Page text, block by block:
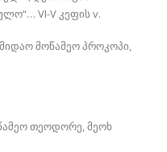
VI-V კეფის v.
მოწამეო პროკოპი,
თეოდორე, მეოხ